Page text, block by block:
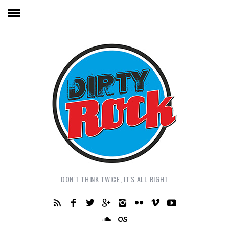
DON'T THINK TWICE, IT'S ALL RIGHT